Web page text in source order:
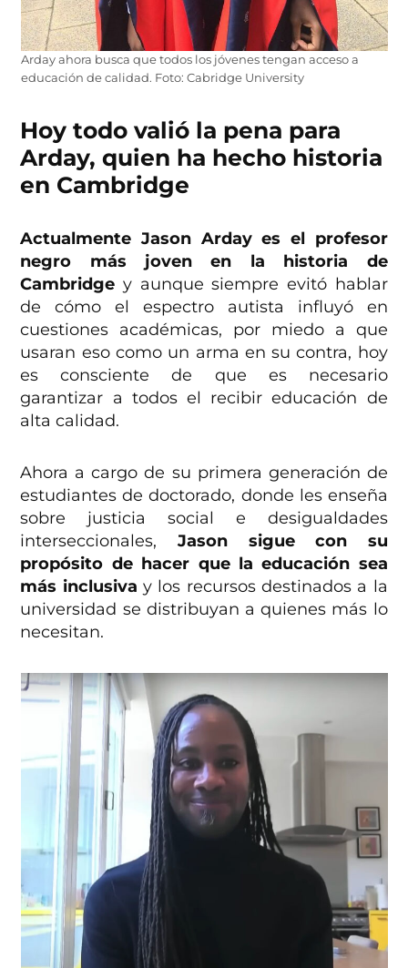
Arday ahora busca que todos los jóvenes tengan acceso a
educación de calidad. Foto: Cabridge University
Hoy todo valió la pena para
Arday, quien ha hecho historia
en Cambridge
Actualmente Jason Arday es el profesor
negro más joven en la historia de
Cambridge y aunque siempre evitó hablar
de cómo el espectro autista influyó en
cuestiones académicas, por miedo a que
usaran eso como un arma en su contra, hoy
es consciente de que es necesario
garantizar a todos el recibir educación de
alta calidad.
Ahora a cargo de su primera generación de
estudiantes de doctorado, donde les enseña
sobre justicia social e desigualdades
interseccionales, Jason sigue con su
propósito de hacer que la educación sea
más inclusiva y los recursos destinados a la
universidad se distribuyan a quienes más lo
necesitan.